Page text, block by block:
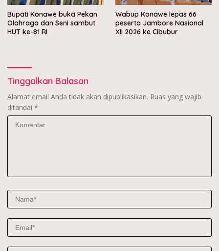
Bupati Konawe buka Pekan
Olahraga dan Seni sambut
HUT ke-81 RI
Wabup Konawe lepas 66
peserta Jambore Nasional
XII 2026 ke Cibubur
Tinggalkan Balasan
Alamat email Anda tidak akan dipublikasikan. Ruas yang wajib
ditandai *